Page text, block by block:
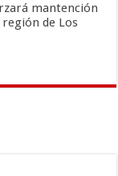
mantención
de Los